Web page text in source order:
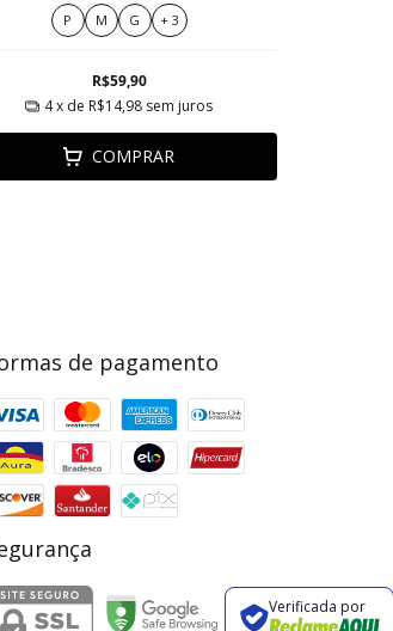
P M G + 3
R$59,90
4x de R$14,98 sem juros
COMPRAR
de pagamento
Verificada por